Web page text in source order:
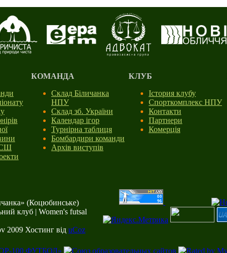
КОМАНДА
Склад Біличанка
НПУ
Склад зб. України
Календар ігор
Турнірна таблиця
Бомбардири команди
Архів виступів
КЛУБ
Істория клубу
Спорткомплекс НПУ
Контакти
Партнери
Комерція
(Коцюбинське)
клуб | Women's futsal
2009 Хостинг від uCoz